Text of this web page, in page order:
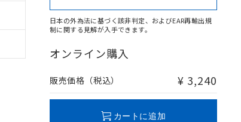
日本の外為法に基づく該非判定、およびEAR再輸出規
制に関する見解が入手できます。
オンライン購入
販売価格（税込） ¥ 3,240
カートに追加